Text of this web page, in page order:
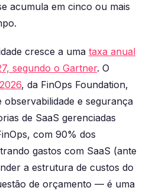
acumula em cinco ou mais
cresce a uma taxa anual
segundo o Gartner. O
, da FinOps Foundation,
e segurança
de SaaS gerenciadas
com 90% dos
gastos com SaaS (ante
a estrutura de custos do
de orçamento — é uma